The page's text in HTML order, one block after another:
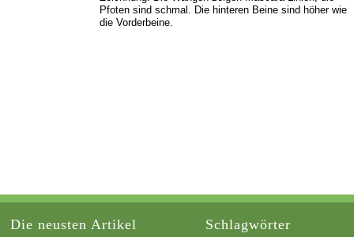
Pfoten sind schmal. Die hinteren Beine sind höher wie
die Vorderbeine.
Die neusten Artikel Schlagwörter